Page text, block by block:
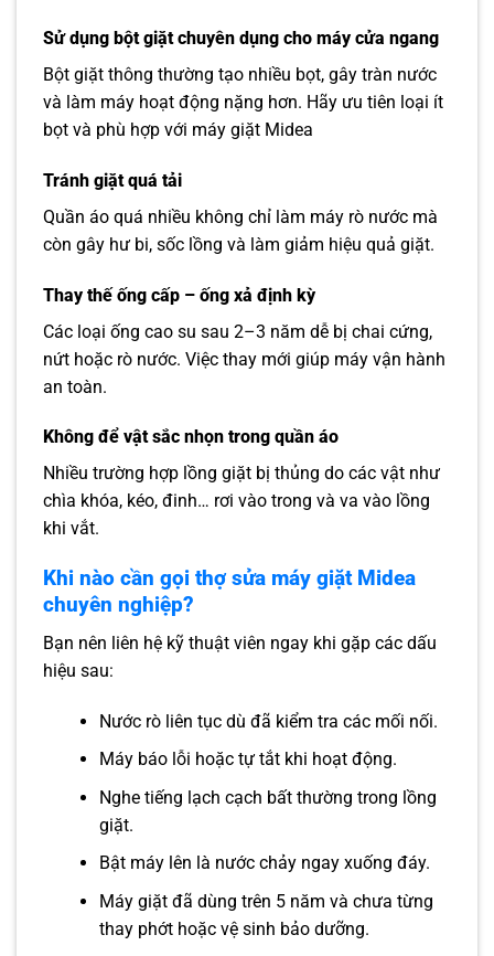
Sử dụng bột giặt chuyên dụng cho máy cửa ngang
Bột giặt thông thường tạo nhiều bọt, gây tràn nước
và làm máy hoạt động nặng hơn. Hãy ưu tiên loại ít
bọt và phù hợp với máy giặt Midea
Tránh giặt quá tải
Quần áo quá nhiều không chỉ làm máy rò nước mà
còn gây hư bi, sốc lồng và làm giảm hiệu quả giặt.
Thay thế ống cấp – ống xả định kỳ
Các loại ống cao su sau 2–3 năm dễ bị chai cứng,
nứt hoặc rò nước. Việc thay mới giúp máy vận hành
an toàn.
Không để vật sắc nhọn trong quần áo
Nhiều trường hợp lồng giặt bị thủng do các vật như
chìa khóa, kéo, đinh… rơi vào trong và va vào lồng
khi vắt.
Khi nào cần gọi thợ sửa máy giặt Midea
chuyên nghiệp?
Bạn nên liên hệ kỹ thuật viên ngay khi gặp các dấu
hiệu sau:
Nước rò liên tục dù đã kiểm tra các mối nối.
Máy báo lỗi hoặc tự tắt khi hoạt động.
Nghe tiếng lạch cạch bất thường trong lồng
giặt.
Bật máy lên là nước chảy ngay xuống đáy.
Máy giặt đã dùng trên 5 năm và chưa từng
thay phớt hoặc vệ sinh bảo dưỡng.